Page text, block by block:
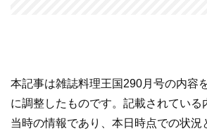
本記事は雑誌料理王国290月号の内容
に調整したものです。記載されている
当時の情報であり、本日時点での状況